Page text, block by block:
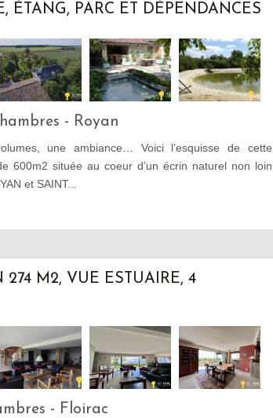
ÉTANG, PARC ET DÉPENDANCES
- Royan
une ambiance… Voici l’esquisse de cette
600m2 située au coeur d’un écrin naturel non loin
et SAINT...
M2, VUE ESTUAIRE, 4
- Floirac